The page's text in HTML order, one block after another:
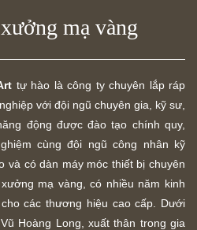
mạ vàng
tự hào là công ty chuyên lắp ráp
với đội ngũ chuyên gia, kỹ sư,
động được đào tạo chính quy,
cùng đội ngũ công nhân kỹ
và có dàn máy móc thiết bị chuyên
mạ vàng, có nhiều năm kinh
các thương hiệu cao cấp. Dưới
Hoàng Long, xuất thân trong gia